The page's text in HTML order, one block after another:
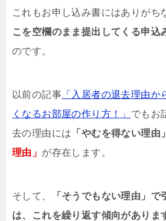
これもお申し込み書にはありがち
こを空欄のまま提出してくる申込
のです。
以前の記事 「入居者の退去理由か
くなるお部屋の作り方！」 でもお
去の理由には 「やむを得ない理由」
理由」 が存在します。
そして、
「そうでもない理由」
は、これを繰り返す傾向がありま